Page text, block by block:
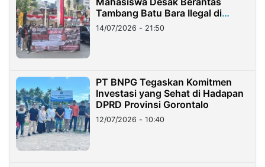
Tambang Batu Bara Ilegal di
Lampung
14/07/2026 - 21:50
PT BNPG Tegaskan Komitmen
Investasi yang Sehat di Hadapan
DPRD Provinsi Gorontalo
12/07/2026 - 10:40